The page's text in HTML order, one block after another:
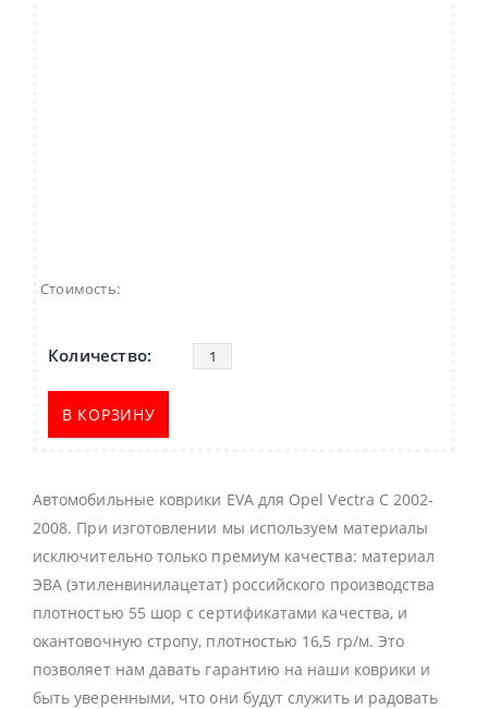
Стоимость:
В КОРЗИНУ
Автомобильные коврики EVA для Opel Vectra C 2002-
2008. При изготовлении мы используем материалы
исключительно только премиум качества: материал
ЭВА (этиленвинилацетат) российского производства
плотностью 55 шор с сертификатами качества, и
окантовочную стропу, плотностью 16,5 гр/м. Это
позволяет нам давать гарантию на наши коврики и
быть уверенными, что они будут служить и радовать